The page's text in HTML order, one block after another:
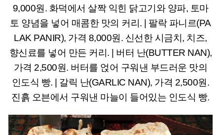
9,000원. 화덕에서 살짝 익힌 닭고기와 양파, 토마
토 양념을 넣어 매콤한 맛의 커리. | 팔락 파니르(PA
LAK PANIR), 가격 8,000원. 신선한 시금치, 치즈,
향신료를 넣어 만든 커리. | 버터 난(BUTTER NAN),
가격 2,500원. 버터를 얹어 구워낸 부드러운 맛의
인도식 빵. | 갈릭 난(GARLIC NAN), 가격 2,500원.
진흙 오븐에서 구워낸 마늘이 들어있는 인도식 빵.